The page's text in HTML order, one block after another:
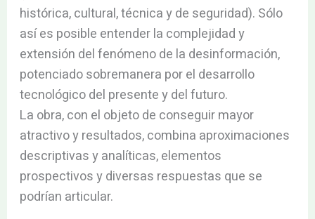
histórica, cultural, técnica y de seguridad). Sólo
así es posible entender la complejidad y
extensión del fenómeno de la desinformación,
potenciado sobremanera por el desarrollo
tecnológico del presente y del futuro.
La obra, con el objeto de conseguir mayor
atractivo y resultados, combina aproximaciones
descriptivas y analíticas, elementos
prospectivos y diversas respuestas que se
podrían articular.